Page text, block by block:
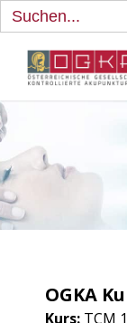
Search
for:
OGKA
Kurs: TCM